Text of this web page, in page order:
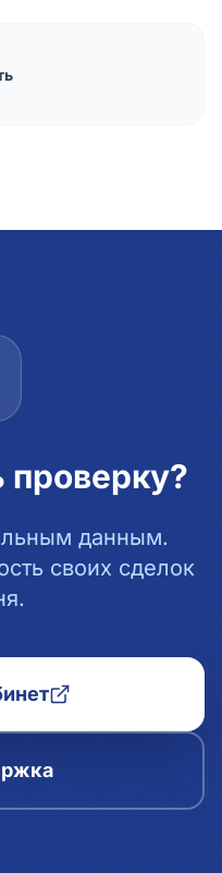
проверку?
данным.
своих сделок